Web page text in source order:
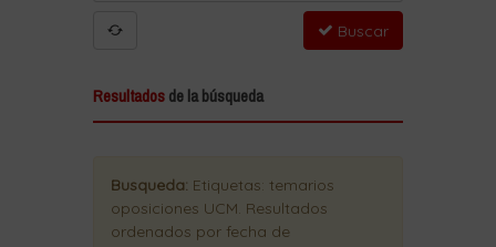
Buscar
Resultadosde la búsqueda
Busqueda: Etiquetas: temarios
oposiciones UCM. Resultados
ordenados por fecha de